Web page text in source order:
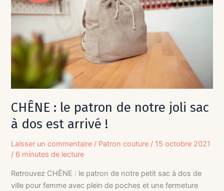
CHÊNE : le patron de notre joli sac
à dos est arrivé !
Laisser un commentaire / Patron couture / 15 octobre 2021
/ 6 minutes de lecture
Retrouvez CHÊNE : le patron de notre petit sac à dos de
ville pour femme avec plein de poches et une fermeture
sac
à
arrivé
!